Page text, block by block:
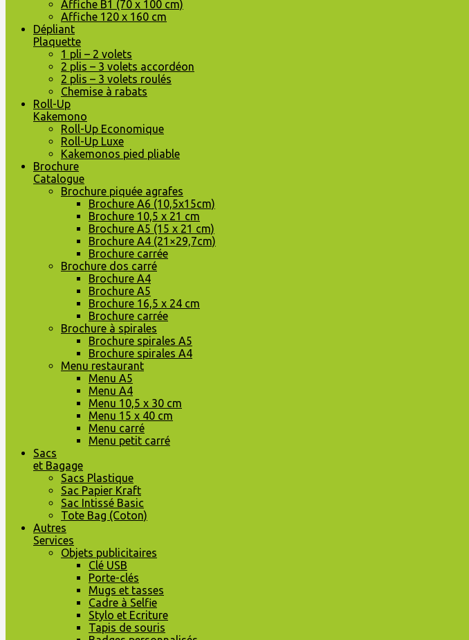
Affiche B1 (70 x 100 cm)
Affiche 120 x 160 cm
Dépliant
Plaquette
1 pli – 2 volets
2 plis – 3 volets accordéon
2 plis – 3 volets roulés
Chemise à rabats
Roll-Up
Kakemono
Roll-Up Economique
Roll-Up Luxe
Kakemonos pied pliable
Brochure
Catalogue
Brochure piquée agrafes
Brochure A6 (10,5x15cm)
Brochure 10,5 x 21 cm
Brochure A5 (15 x 21 cm)
Brochure A4 (21×29,7cm)
Brochure carrée
Brochure dos carré
Brochure A4
Brochure A5
Brochure 16,5 x 24 cm
Brochure carrée
Brochure à spirales
Brochure spirales A5
Brochure spirales A4
Menu restaurant
Menu A5
Menu A4
Menu 10,5 x 30 cm
Menu 15 x 40 cm
Menu carré
Menu petit carré
Sacs
et Bagage
Sacs Plastique
Sac Papier Kraft
Sac Intissé Basic
Tote Bag (Coton)
Autres
Services
Objets publicitaires
Clé USB
Porte-clés
Mugs et tasses
Cadre à Selfie
Stylo et Ecriture
Tapis de souris